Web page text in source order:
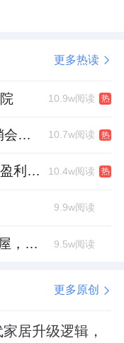
者打造一站式
来的安心与舒
更多热读
10.9w阅读 热
中交房地产2026半年度营销会，绿城祝军现身了 10.7w阅读 热
罗韶颖操盘，东原仁知服务盈利仍在爬坡 10.4w阅读 热
9.9w阅读
北京：父母赠与成年子女房屋，不再核验子女的购房资格 9.5w阅读
更多原创
居升级逻辑，